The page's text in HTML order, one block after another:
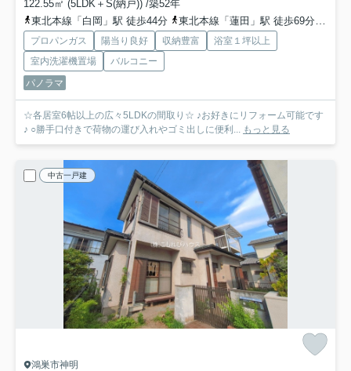
122.55㎡ (5LDK＋S(納戸)) /築52年
東北本線「白岡」駅 徒歩44分
東北本線「蓮田」駅 徒歩69分
プロパンガス 陽当り良好 収納豊富
浴室１坪以上
室内洗濯機置場
バルコニー
パノラマ
☆各居室6帖以上の広々5LDKの間取り☆ ♪お好きにリフォーム可能です
♪ ○勝手口付きで荷物の運び入れやゴミ出しに便利... もっと見る
中古一戸建
鴻巣市神明